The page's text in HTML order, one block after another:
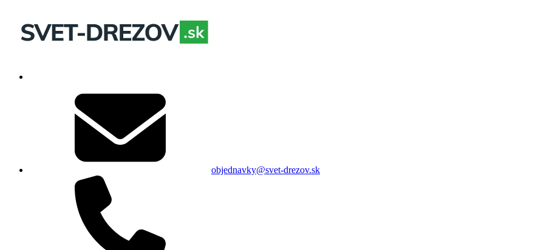
objednavky@svet-drezov.sk